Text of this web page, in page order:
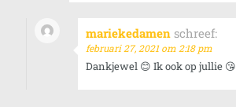
mariekedamen schreef:
februari 27, 2021 om 2:18 pm
Dankjewel 😊 Ik ook op jullie 😘